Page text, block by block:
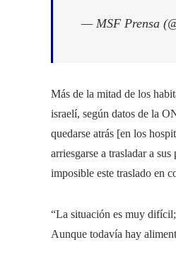
— MSF Prensa
Más de la mitad de los
israelí, según datos de la
quedarse atrás [en los
arriesgarse a trasladar a
imposible este traslado en
“La situación es muy
Aunque todavía hay